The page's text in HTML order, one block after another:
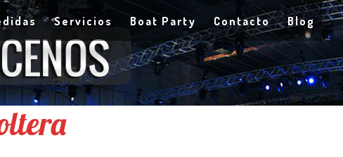
Servicios Boat Party Contacto Blog